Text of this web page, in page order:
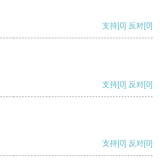
支持[0] 反对[0]
支持[0] 反对[0]
支持[0] 反对[0]